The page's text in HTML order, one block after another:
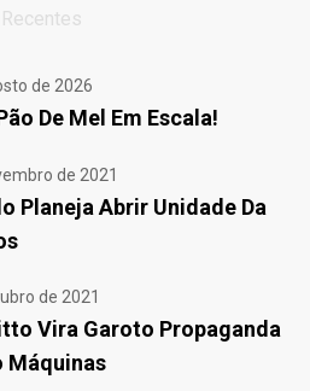
de 2026
De Mel Em Escala!
de 2021
Planeja Abrir Unidade Da
de 2021
Vira Garoto Propaganda
Máquinas